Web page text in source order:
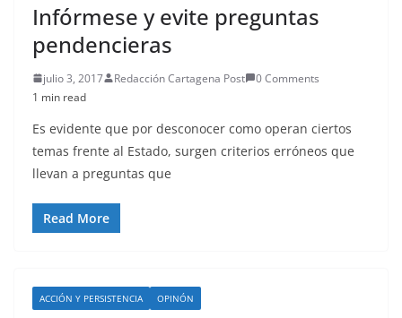
Infórmese y evite preguntas
pendencieras
julio 3, 2017 Redacción Cartagena Post
0 Comments
1 min read
Es evidente que por desconocer como operan ciertos
temas frente al Estado, surgen criterios erróneos que
llevan a preguntas que
Read More
ACCIÓN Y PERSISTENCIA OPINÓN